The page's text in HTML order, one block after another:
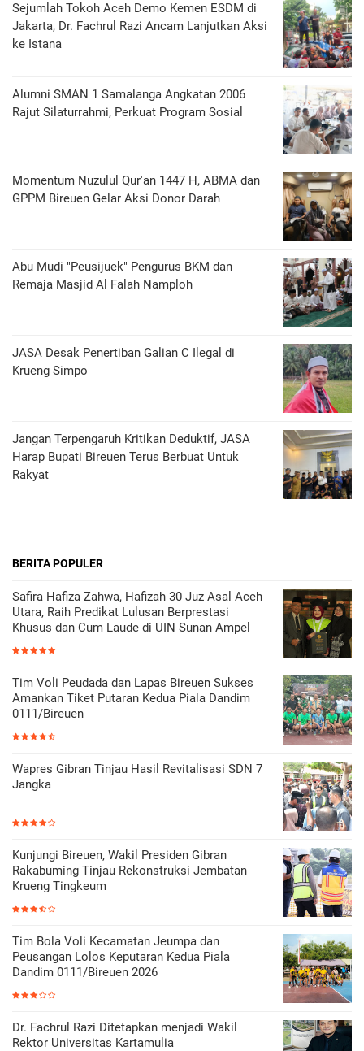
Sejumlah Tokoh Aceh Demo Kemen ESDM di
Jakarta, Dr. Fachrul Razi Ancam Lanjutkan Aksi
ke Istana
Alumni SMAN 1 Samalanga Angkatan 2006
Rajut Silaturrahmi, Perkuat Program Sosial
Momentum Nuzulul Qur'an 1447 H, ABMA dan
GPPM Bireuen Gelar Aksi Donor Darah
Abu Mudi "Peusijuek" Pengurus BKM dan
Remaja Masjid Al Falah Namploh
JASA Desak Penertiban Galian C Ilegal di
Krueng Simpo
Jangan Terpengaruh Kritikan Deduktif, JASA
Harap Bupati Bireuen Terus Berbuat Untuk
Rakyat
BERITA POPULER
Safira Hafiza Zahwa, Hafizah 30 Juz Asal Aceh
Utara, Raih Predikat Lulusan Berprestasi
Khusus dan Cum Laude di UIN Sunan Ampel
Tim Voli Peudada dan Lapas Bireuen Sukses
Amankan Tiket Putaran Kedua Piala Dandim
0111/Bireuen
Wapres Gibran Tinjau Hasil Revitalisasi SDN 7
Jangka
Kunjungi Bireuen, Wakil Presiden Gibran
Rakabuming Tinjau Rekonstruksi Jembatan
Krueng Tingkeum
Tim Bola Voli Kecamatan Jeumpa dan
Peusangan Lolos Keputaran Kedua Piala
Dandim 0111/Bireuen 2026
Dr. Fachrul Razi Ditetapkan menjadi Wakil
Rektor Universitas Kartamulia